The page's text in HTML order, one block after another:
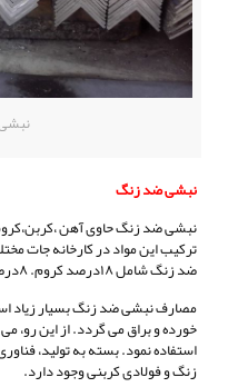
نبشی ضد زنگ
نبشی ضد زنگ حاوی آهن
ترکیب این مواد در کارخانه جات
ضد زنگ شامل ۱۸درصد کروم. ۸درصدنیکل وکم تراز۸/۰ درصدکربن است.
مصارف نبشی ضد زنگ بسیار
خورده و براق می گردد. از این رو،
استفاده نمود. بسته به تولید،
زنگ و فولادی کربنی وجود دارد.